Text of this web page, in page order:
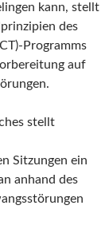
kann, stellt
des
Programms
auf
stellt
Sitzungen ein
anhand des